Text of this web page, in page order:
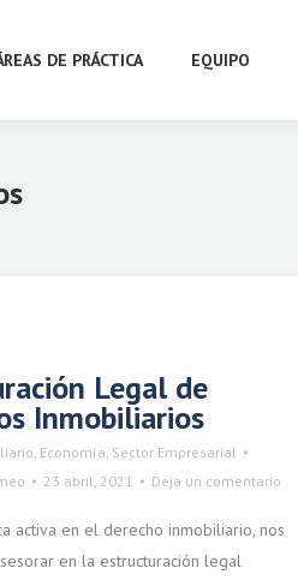
DE PRÁCTICA EQUIPO
Legal de
Inmobiliarios
, Economía, Sector Empresarial
23 abril, 2021 Deja un comentario
activa en el derecho inmobiliario, nos
en la estructuración legal